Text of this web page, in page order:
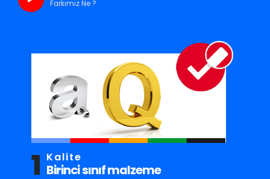
Farkımız Ne ?
1 Kalite
Birinci sınıf malzeme